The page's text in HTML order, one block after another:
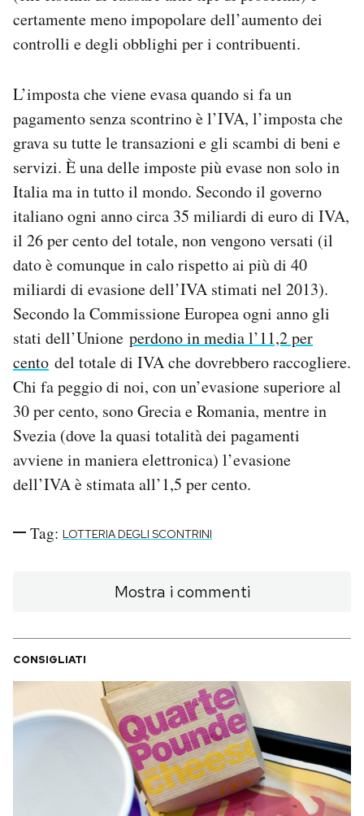
certamente meno impopolare dell’aumento dei
controlli e degli obblighi per i contribuenti.
L’imposta che viene evasa quando si fa un
pagamento senza scontrino è l’IVA, l’imposta che
grava su tutte le transazioni e gli scambi di beni e
servizi. È una delle imposte più evase non solo in
Italia ma in tutto il mondo. Secondo il governo
italiano ogni anno circa 35 miliardi di euro di IVA,
il 26 per cento del totale, non vengono versati (il
dato è comunque in calo rispetto ai più di 40
miliardi di evasione dell’IVA stimati nel 2013).
Secondo la Commissione Europea ogni anno gli
stati dell’Unione perdono in media l’11,2 per
cento del totale di IVA che dovrebbero raccogliere.
Chi fa peggio di noi, con un’evasione superiore al
30 per cento, sono Grecia e Romania, mentre in
Svezia (dove la quasi totalità dei pagamenti
avviene in maniera elettronica) l’evasione
dell’IVA è stimata all’1,5 per cento.
Tag: LOTTERIA DEGLI SCONTRINI
Mostra i commenti
CONSIGLIATI